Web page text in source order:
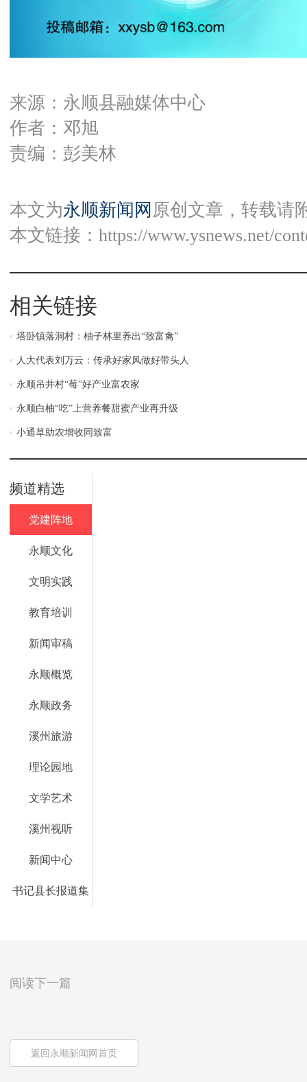
来源：永顺县融媒体中心
作者：邓旭
责编：彭美林
本文为永顺新闻网 原创文章，转载请
本文链接： https://www.ysnews.net/
相关链接
塔卧镇落洞村：柚子林里养出“致富禽”
人大代表刘万云：传承好家风做好带头人
永顺吊井村“莓”好产业富农家
永顺白柚“吃”上营养餐甜蜜产业再升级
小通草助农增收同致富
频道精选
党建阵地
永顺文化
文明实践
教育培训
新闻审稿
永顺概览
永顺政务
溪州旅游
理论园地
文学艺术
溪州视听
新闻中心
书记县长报道集
阅读下一篇
返回永顺新闻网首页